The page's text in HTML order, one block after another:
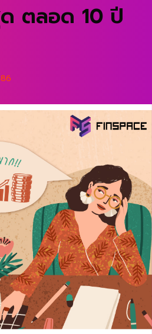
ตลอด 10 ปี